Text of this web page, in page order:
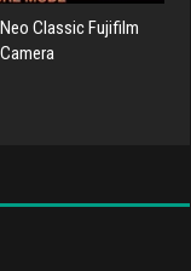
Classic Fujifilm